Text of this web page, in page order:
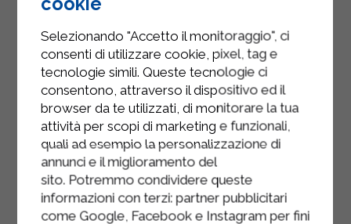
supplémentaires de purée de
tomates Sterilgarda, laissez cuire
quelques minutes, puis ajoutez enfin
une poignée de parmesan râpé, en le
laissant fondre.
Une fois le fromage fondu, retirez
du feu, dressez dans une assiette et
servez.
Selezionando "Accetto il monitoraggio", ci
consenti di utilizzare cookie, pixel, tag e
tecnologie simili. Queste tecnologie ci
consentono, attraverso il dispositivo ed il
browser da te utilizzati, di monitorare la tua
attività per scopi di marketing e funzionali,
quali ad esempio la personalizzazione di
annunci e il miglioramento del
sito. Potremmo condividere queste
informazioni con terzi: partner pubblicitari
come Google, Facebook e Instagram per fini